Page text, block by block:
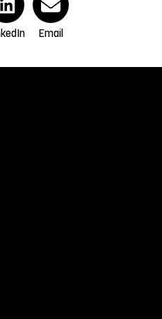
Email